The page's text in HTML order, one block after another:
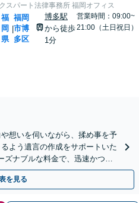
スパート法律事務所 福岡オフィス
福
岡
県
|
福岡
市博
多区
博多駅
から徒歩
1分
営業時間：09:00~
21:00（土日祝日）
想いを伺いながら、揉め事を予
よう遺言の作成をサポートいた
ズナブルな料金で、迅速かつス
せて頂きます。
を見る